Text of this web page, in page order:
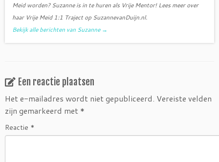
Meid worden? Suzanne is in te huren als Vrije Mentor! Lees meer over
haar Vrije Meid 1:1 Traject op SuzannevanDuijn.nl.
Bekijk alle berichten van Suzanne →
Een reactie plaatsen
Het e-mailadres wordt niet gepubliceerd. Vereiste velden
zijn gemarkeerd met *
Reactie *